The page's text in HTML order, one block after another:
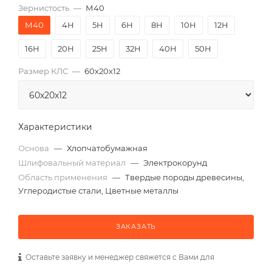
Зернистость — М40
М40
4Н 5Н 6Н 8Н 10Н 12Н
16Н 20Н 25Н 32Н 40Н 50Н
Размер КЛС — 60х20х12
Характеристики
Основа — Хлопчатобумажная
Шлифовальный материал — Электрокорунд
Область применения — Твердые породы древесины,
Углеродистые стали, Цветные металлы
ЗАКАЗАТЬ
Оставьте заявку и менеджер свяжется с Вами для